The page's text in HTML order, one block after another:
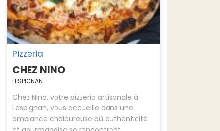
Pizzeria
CHEZ NINO
LESPIGNAN
Chez Nino, votre pizzeria artisanale à
Lespignan, vous accueille dans une
ambiance chaleureuse où authenticité